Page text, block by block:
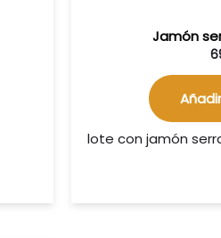
Jamón
lote con jamón